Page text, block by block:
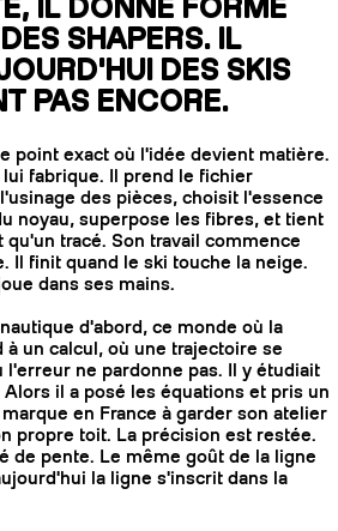
BÂTONS
IL DONNE FORME
SHAPERS. IL
DES SKIS
PAS ENCORE.
point exact où l'idée devient matière.
fabrique. Il prend le fichier
des pièces, choisit l'essence
noyau, superpose les fibres, et tient
qu'un tracé. Son travail commence
Il finit quand le ski touche la neige.
dans ses mains.
d'abord, ce monde où la
un calcul, où une trajectoire se
ne pardonne pas. Il y étudiait
il a posé les équations et pris un
en France à garder son atelier
propre toit. La précision est restée.
de pente. Le même goût de la ligne
la ligne s'inscrit dans la